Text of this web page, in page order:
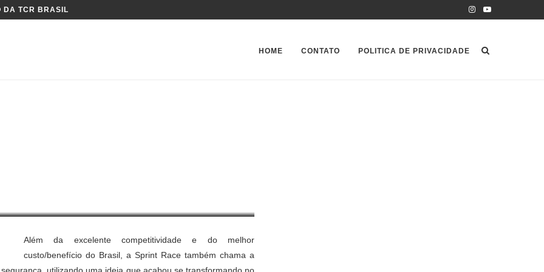
DA TCR BRASIL
HOME CONTATO POLITICA DE PRIVACIDADE
Além da excelente competitividade e do melhor
custo/benefício do Brasil, a Sprint Race também chama a